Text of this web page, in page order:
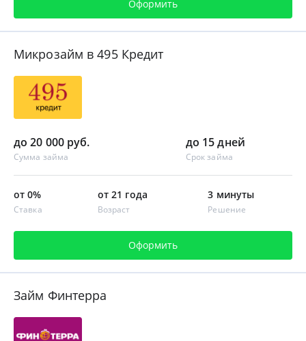
Оформить
Микрозайм в 495 Кредит
до 20 000 руб.
Сумма займа
до 15 дней
Срок займа
от 0%
Ставка
от 21 года
Возраст
3 минуты
Решение
Оформить
Займ Финтерра